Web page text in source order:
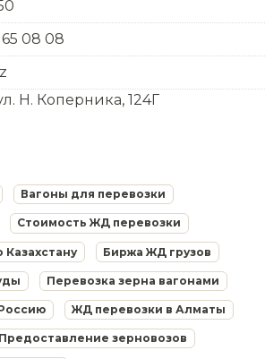
08 08
Н. Коперника, 124Г
Вагоны для перевозки
Стоимость ЖД перевозки
Биржа ЖД грузов
Перевозка зерна вагонами
ЖД перевозки в Алматы
Предоставление зерновозов